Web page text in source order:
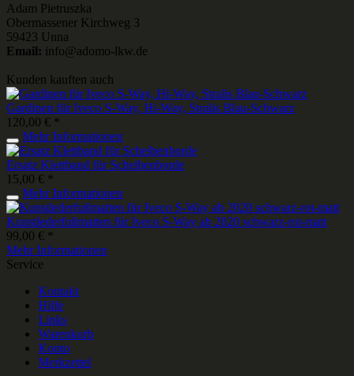
Adam Pietruszka
Obermassener Kirchweg 3
59423 Unna
Email: info@adomo-lkw.de
Kunden kauften auch
Gardinen für Iveco S-Way, Hi-Way, Stralis Blau-Schwarz
120,00 € *
Mehr Informationen
Ersatz Klettband für Scheibenborde
15,00 € *
Mehr Informationen
Kunstlederfußmatten für Iveco S-Way ab 2020 schwarz-rot-matt
99,00 € *
Mehr Informationen
Service
Kontakt
Hilfe
Links
Warenkorb
Konto
Merkzettel